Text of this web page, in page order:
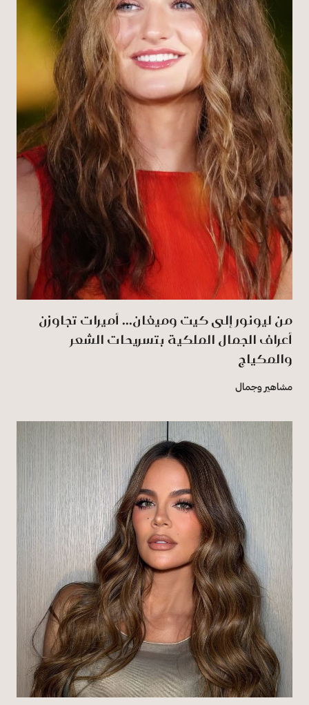
من ليونور إلى كيت وميغان... أميرات تجاوزن
أعراف الجمال الملكية بتسريحات الشعر
والمكياج
مشاهير وجمال